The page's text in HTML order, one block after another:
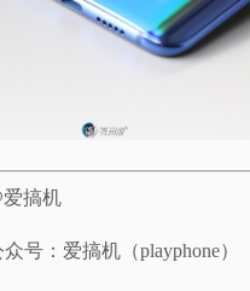
爱搞机
号：爱搞机（playphone）